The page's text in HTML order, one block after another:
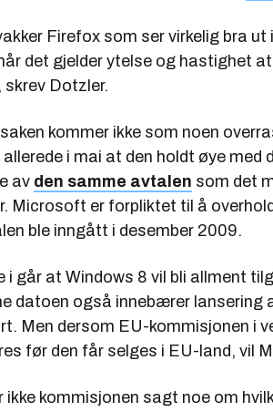
Firefox som ser virkelig bra
det gjelder ytelse og hastighet
skrev Dotzler.
kommer ikke som noen
i mai at den holdt øye med
av den samme avtalen som det
Microsoft er forpliktet til å
ble inngått i desember 2009.
i går at Windows 8 vil bli allment
datoen også innebærer lansering
Men dersom EU-kommisjonen i
før den får selges i EU-land, vil
ikke kommisjonen sagt noe om